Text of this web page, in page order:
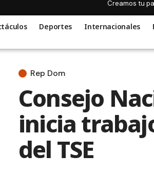
Creamos tu
Deportes Internacionales
Rep Dom
Consejo
inicia
del TSE